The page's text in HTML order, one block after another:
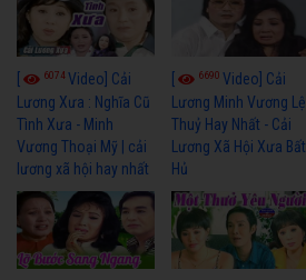
6074Video] Cải
Lương Xưa : Nghĩa Cũ
Tình Xưa - Minh
Vương Thoại Mỹ | cải
lương xã hội hay nhất
6690Video] Cải
Lương Minh Vương Lệ
Thuỷ Hay Nhất - Cải
Lương Xã Hội Xưa Bất
Hủ